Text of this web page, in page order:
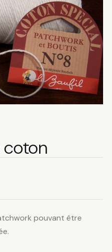
coton
pouvant être